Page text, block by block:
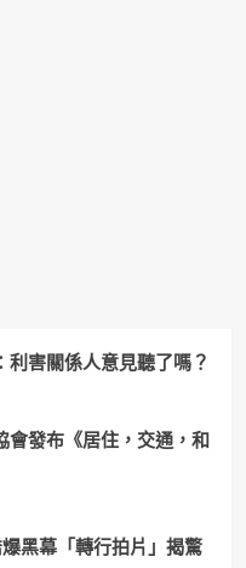
害關係人意見聽了嗎？
會發布《居住，交通，和
黑幕「轉行拍片」揭驚